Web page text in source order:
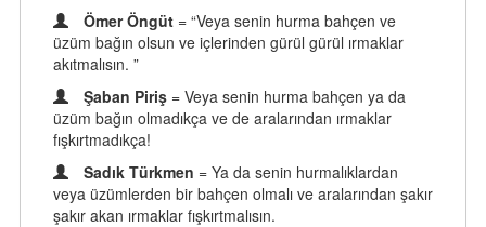
Ömer Öngüt = “Veya senin hurma bahçen ve
üzüm bağın olsun ve içlerinden gürül gürül ırmaklar
akıtmalısın. ”
Şaban Piriş = Veya senin hurma bahçen ya da
üzüm bağın olmadıkça ve de aralarından ırmaklar
fışkırtmadıkça!
Sadık Türkmen = Ya da senin hurmalıklardan
veya üzümlerden bir bahçen olmalı ve aralarından şakır
şakır akan ırmaklar fışkırtmalısın.